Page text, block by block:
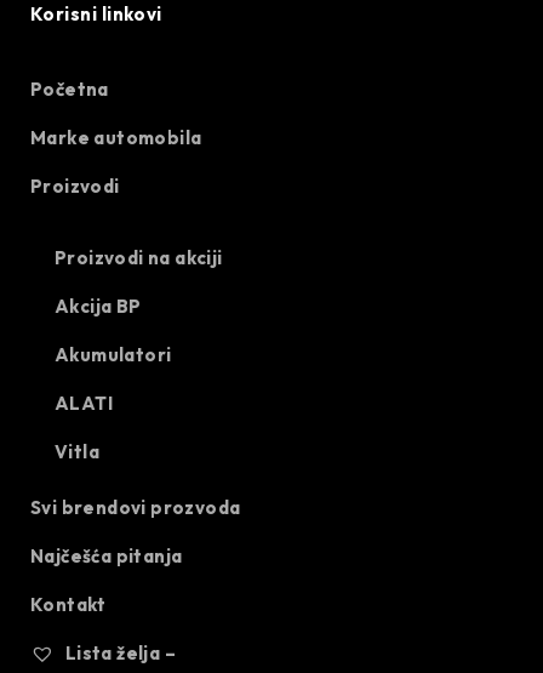
Korisni linkovi
Početna
Marke automobila
Proizvodi
Proizvodi na akciji
Akcija BP
Akumulatori
ALATI
Vitla
Svi brendovi prozvoda
Najčešća pitanja
Kontakt
Lista želja –